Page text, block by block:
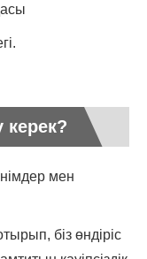
керек?
мен
біз өндіріс